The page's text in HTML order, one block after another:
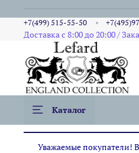
Доставка с 8:00 до 20:00 /
+7(499) 515-55-50
Каталог
Уважаемые покупатели!